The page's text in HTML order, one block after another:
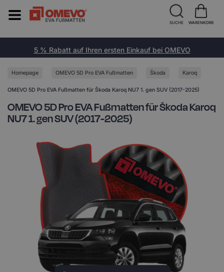
5 % Rabatt auf Ihren ersten Einkauf bei OMEVO
Homepage OMEVO 5D Pro EVA Fußmatten Škoda Karoq
OMEVO 5D Pro EVA Fußmatten für Škoda Karoq NU7 1. gen SUV (2017-2025)
OMEVO 5D Pro EVA Fußmatten für Škoda Karoq
NU7 1. gen SUV (2017-2025)
SUCHE WARENKORB